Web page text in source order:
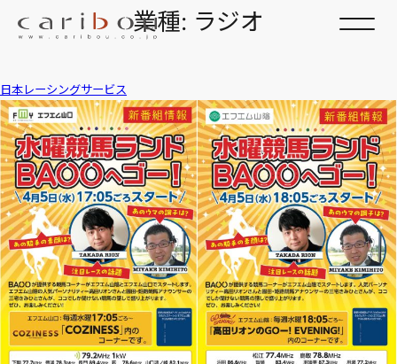
業種: ラジオ
日本レーシングサービス